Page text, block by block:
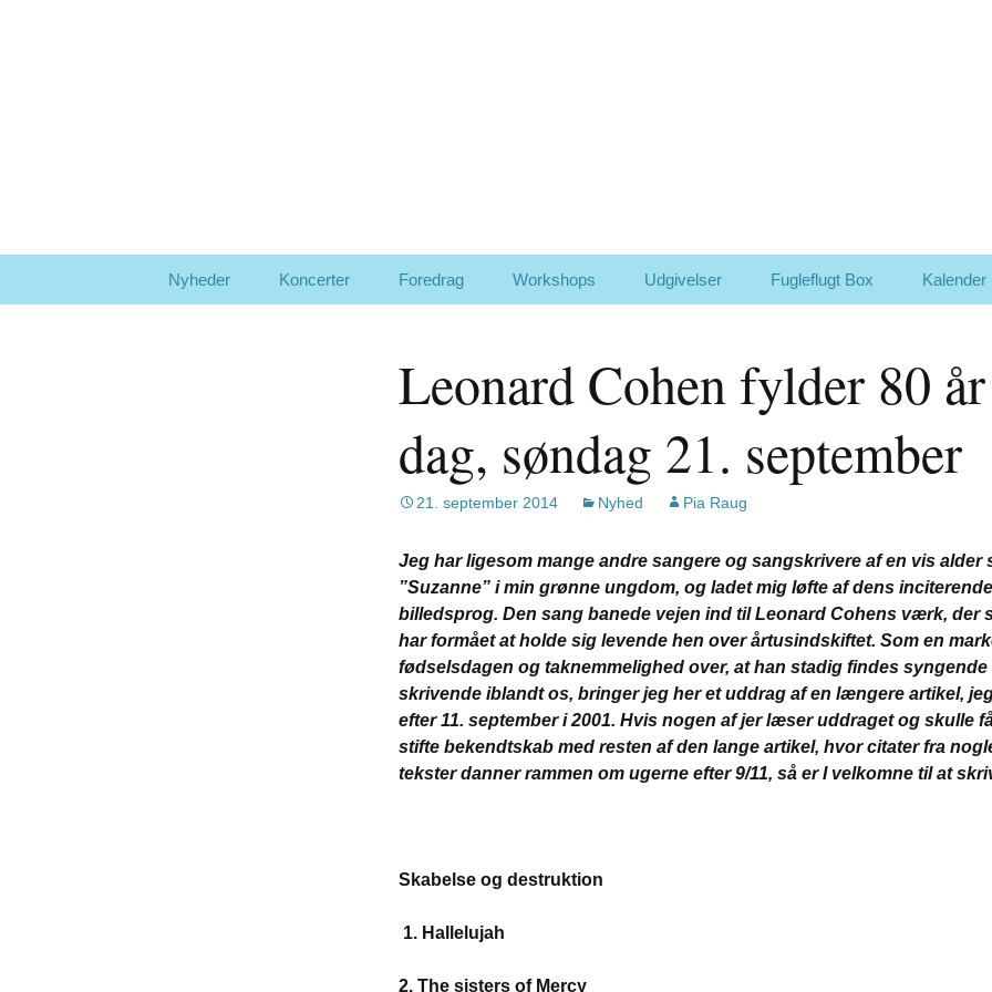
Nyheder Koncerter Foredrag Workshops Udgivelser Fugleflugt Box
1978 – cd nr. 1
”Saga” – Om udgivelsen
”det” – om udgivelsen
udgivelsen 1983
”Hærvejen” – om
”Forår i menneskenes
land” – om udgivelsen
1988
”Husker du” – om
udgivelsen 1990
Kalender
Leonard Cohen fylder 80
dag, søndag 21. september
21. september 2014 Nyhed Pia Raug
Jeg har ligesom mange andre sangere og sangskrivere af en vis alder
”Suzanne” i min grønne ungdom, og ladet mig løfte af dens
billedsprog. Den sang banede vejen ind til Leonard Cohens værk, der
har formået at holde sig levende hen over årtusindskiftet. Som en
fødselsdagen og taknemmelighed over, at han stadig findes syngende
skrivende iblandt os, bringer jeg her et uddrag af en længere artikel,
efter 11. september i 2001. Hvis nogen af jer læser uddraget og skulle
stifte bekendtskab med resten af den lange artikel, hvor citater fra
tekster danner rammen om ugerne efter 9/11, så er I velkomne til at
Skabelse og destruktion
1. Hallelujah
2. The sisters of Mercy